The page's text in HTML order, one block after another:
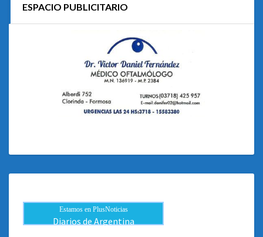
ESPACIO PUBLICITARIO
Estamos en PlusNoticias
Diarios de Argentina